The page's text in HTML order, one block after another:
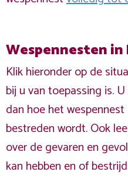
Wespennesten
Klik hieronder op de
bij u van toepassing is.
dan hoe het wespennest
bestreden wordt. Ook
over de gevaren en
kan hebben en of